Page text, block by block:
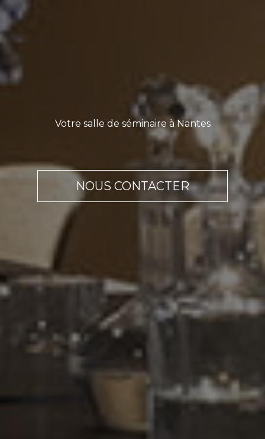
Votre salle de séminaire à Nantes
NOUS CONTACTER